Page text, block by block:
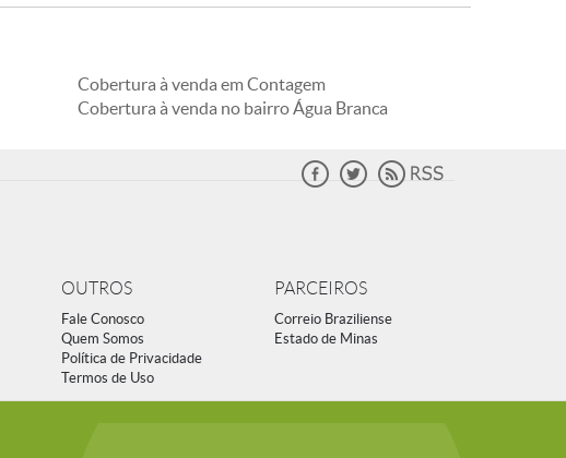
Cobertura à venda em Contagem
Cobertura à venda no bairro Água Branca
OUTROS
Fale Conosco
Quem Somos
Política de Privacidade
Termos de Uso
PARCEIROS
Correio Braziliense
Estado de Minas